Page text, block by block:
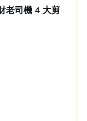
老司機 4 大剪